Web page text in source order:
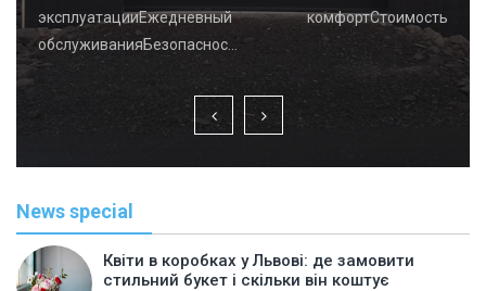
эксплуатацииЕжедневный комфортСтоимость
обслуживанияБезопаснос…
News special
Квіти в коробках у Львові: де замовити
стильний букет і скільки він коштує